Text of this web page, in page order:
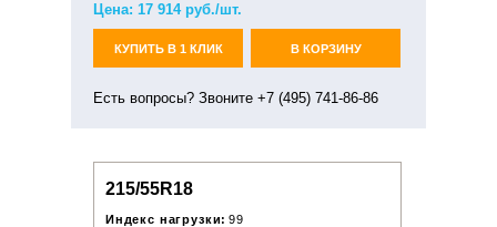
Цена: 17 914руб./шт.
КУПИТЬ В 1 КЛИК В КОРЗИНУ
Есть вопросы? Звоните +7 (495) 741-86-86
215/55R18
Индекс нагрузки: 99